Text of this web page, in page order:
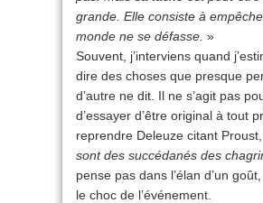
grande. Elle consiste à
monde ne se défasse. »
Souvent, j’interviens quand
dire des choses que presque
d’autre ne dit. Il ne s’agit pas
d’essayer d’être original à tout
reprendre Deleuze citant
sont des succédanés des
pense pas dans l’élan d’un
le choc de l’événement.